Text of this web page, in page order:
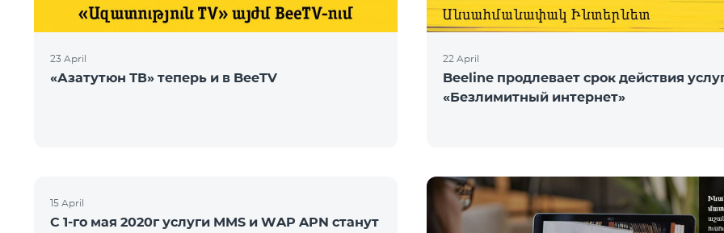
23 April
«Азатутюн ТВ» теперь и в BeeTV
22 April
Beeline продлевает срок действия
«Безлимитный интернет»
15 April
С 1-го мая 2020г услуги MMS и WAP APN станут